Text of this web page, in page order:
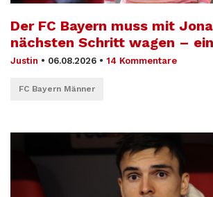
Der FC Bayern muss mit
nächsten Schritt wagen –
Justin • 06.08.2026 • 14 Kommentare
FC Bayern Männer